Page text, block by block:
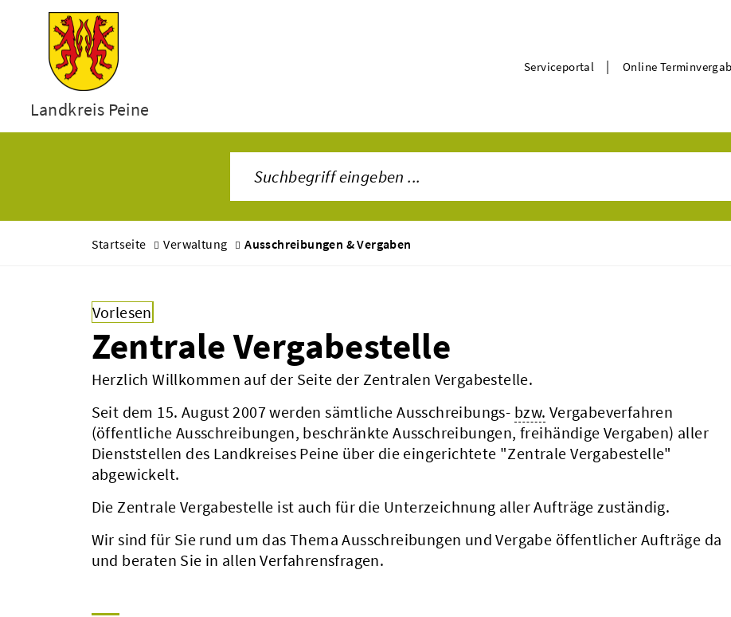
Landkreis Peine
Serviceportal | Online
Startseite Verwaltung Ausschreibungen & Vergaben
Vorlesen
Zentrale Vergabestelle
Herzlich Willkommen auf der Seite der Zentralen Vergabestelle.
Seit dem 15. August 2007 werden sämtliche Ausschreibungs- bzw. Vergabeverfahren
(öffentliche Ausschreibungen, beschränkte Ausschreibungen, freihändige Vergaben) aller
Dienststellen des Landkreises Peine über die eingerichtete "Zentrale Vergabestelle"
abgewickelt.
Die Zentrale Vergabestelle ist auch für die Unterzeichnung aller Aufträge zuständig.
Wir sind für Sie rund um das Thema Ausschreibungen und Vergabe öffentlicher Aufträge da
und beraten Sie in allen Verfahrensfragen.